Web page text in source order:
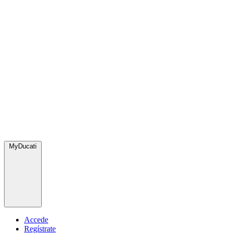
MyDucati
Accede
Regístrate